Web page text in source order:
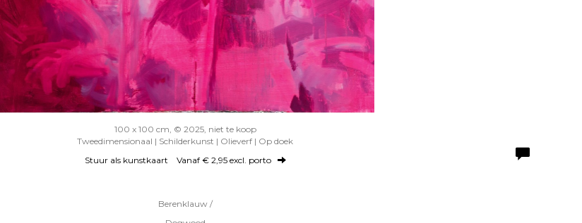
100 x 100 cm, © 2025, niet te koop
Tweedimensionaal | Schilderkunst | Olieverf | Op doek
Stuur als kunstkaart Vanaf € 2,95 excl. porto
Berenklauw /